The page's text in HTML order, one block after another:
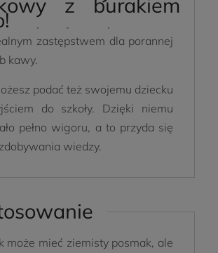
sok jabłkowy z burakiem
zastępstwem dla porannej
kawy.
podać też swojemu dziecku
do szkoły. Dzięki niemu
pełno wigoru, a to przyda się
wiedzy.
może mieć ziemisty posmak, ale